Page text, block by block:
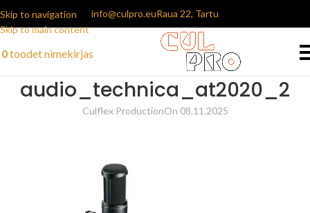
Skip to navigation
Skip to main content
info@culpro.euRaua 22, Tartu
0toodetnimekirjas
audio_technica_at2020_2
Culflex ProductionOn 08.11.2025